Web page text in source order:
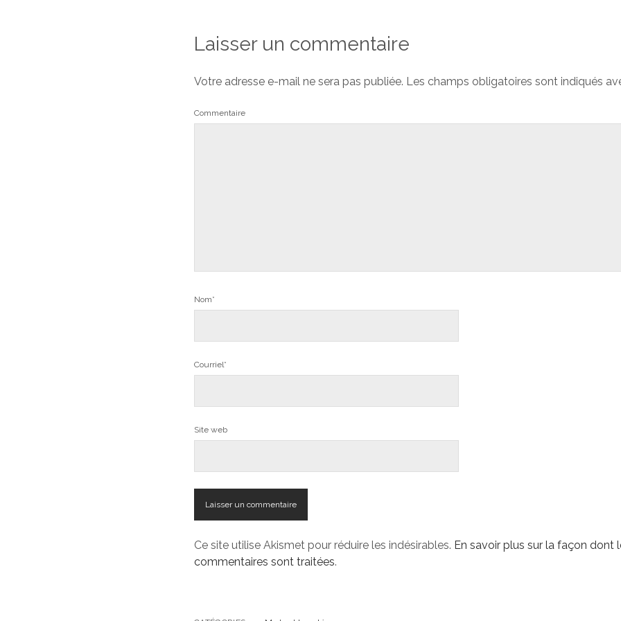
Laisser un commentaire
Votre adresse e-mail ne sera pas publiée. Les champs obligatoires sont indiqués
Commentaire
Nom*
Courriel*
Site web
Ce site utilise Akismet pour réduire les indésirables. En savoir plus sur la façon dont
commentaires sont traitées.